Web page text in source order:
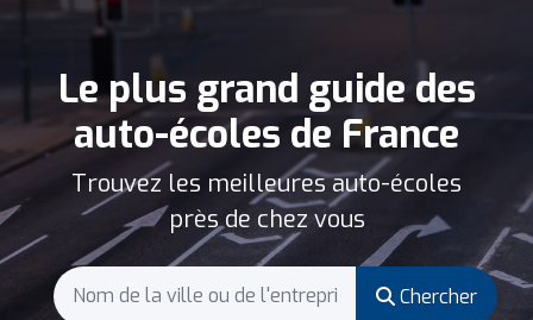
Le plus grand guide des
auto-écoles de France
Trouvez les meilleures auto-écoles
près de chez vous
Chercher